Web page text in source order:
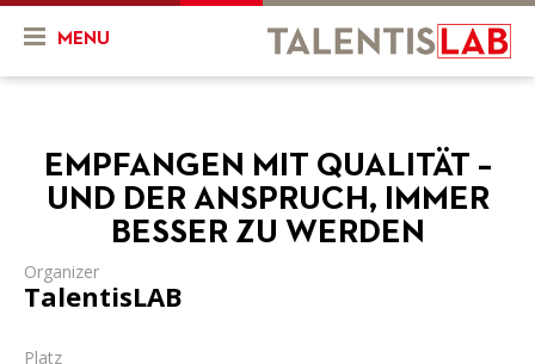
MENU
Präsentation
Geschichte
Team
News und Events
Events
Mein Projekt
Ressourcen
EMPFANGEN MIT QUALITÄT –
UND DER ANSPRUCH, IMMER
BESSER ZU WERDEN
Organizer
TalentisLAB
Platz